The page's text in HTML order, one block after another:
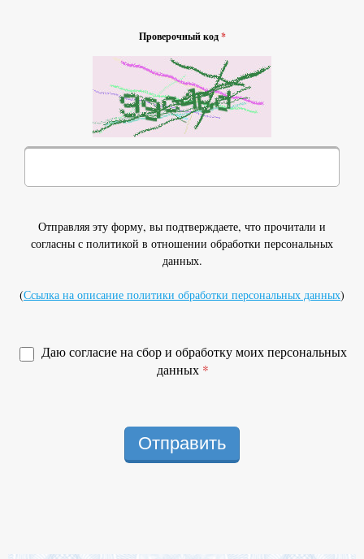
Проверочный код*
Отправляя эту форму, вы подтверждаете, что прочитали и
согласны с политикой в отношении обработки персональных
данных.
(Ссылка на описание политики обработки персональных данных)
Даю согласие на сбор и обработку моих персональных
данных *
Отправить